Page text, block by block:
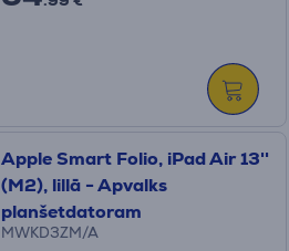
Apple Smart Folio, iPad Air 13''
(M2), lillā - Apvalks
planšetdatoram
MWKD3ZM/A